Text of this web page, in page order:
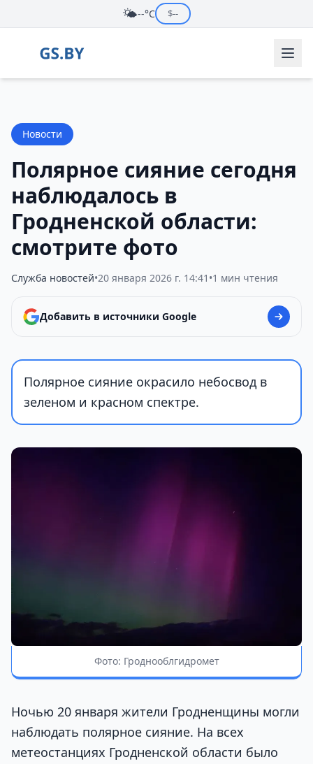
🌤️--°C $--
Новости
Полярное сияние сегодня
наблюдалось в
Гродненской области:
смотрите фото
Служба новостей•20 января 2026 г. 14:41 •1 мин чтения
Добавить в источники Google
Полярное сияние окрасило небосвод в
зеленом и красном спектре.
Фото: Гроднооблгидромет
Ночью 20 января жители Гродненщины могли
наблюдать полярное сияние. На всех
метеостанциях Гродненской области было